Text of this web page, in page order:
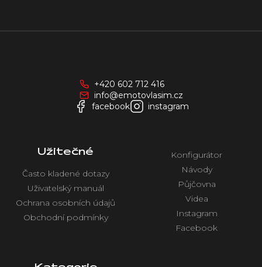
+420 602 712 416
info@emotovlasim.cz
facebook
instagram
Užitečné
Často kladené dotazy
Uživatelský manuál
Ochrana osobních údajů
Obchodní podmínky
Konfigurátor
Návody
Půjčovna
Videa
Instagram
Facebook